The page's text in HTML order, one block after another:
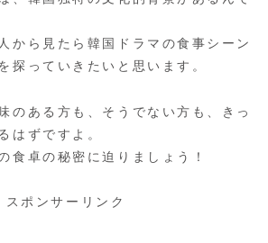
から見たら韓国ドラマの食事シーン
探っていきたいと思います。
のある方も、そうでない方も、きっ
はずですよ。
食卓の秘密に迫りましょう！
スポンサーリンク